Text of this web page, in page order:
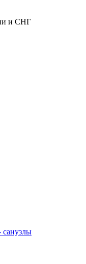
и СНГ
санузлы